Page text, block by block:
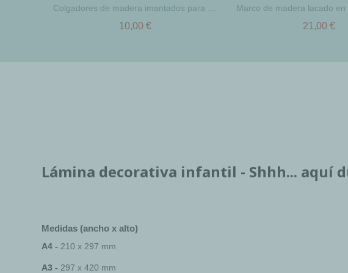
10,00 € 21,00 €
Lámina decorativa infantil - Shhh... aquí
Medidas (ancho x alto)
A4 - 210 x 297 mm
A3 - 297 x 420 mm